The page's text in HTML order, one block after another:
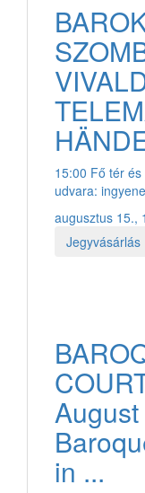
15:00 Fő tér
udvara:
augusztus 15.,
Jegyvásárlás
in ...